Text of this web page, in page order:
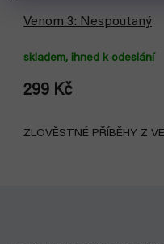
Venom 3: Nespoutaný
skladem, ihned k odeslání
299 Kč
ZLOVĚSTNÉ PŘÍBĚHY Z